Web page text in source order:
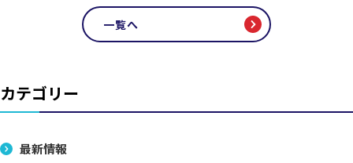
一覧へ
カテゴリー
最新情報